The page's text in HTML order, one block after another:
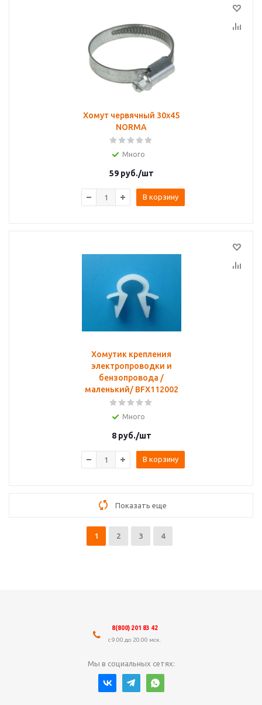
Хомут червячный 30х45
NORMA
Много
59руб./шт
В корзину
Хомутик крепления
электропроводки и
бензопровода /
маленький/ BFX112002
Много
8руб./шт
В корзину
Показать еще
1 2 3 4
8(800) 201 83 42
с 9.00 до 20.00 мск.
Мы в социальных сетях: